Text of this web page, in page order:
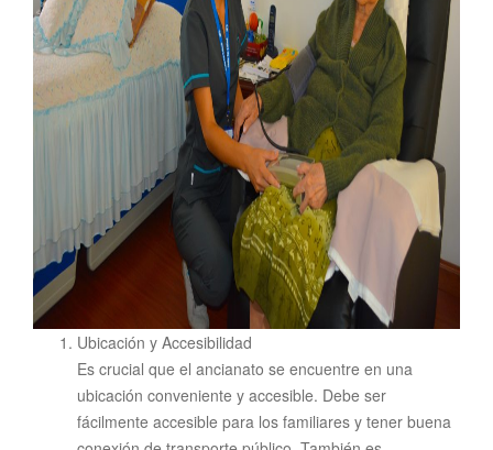
Ubicación y Accesibilidad
Es crucial que el ancianato se encuentre en una
ubicación conveniente y accesible. Debe ser
fácilmente accesible para los familiares y tener buena